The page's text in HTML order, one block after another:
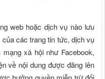
web hoặc dịch vụ nào lưu
các trang tin tức, dịch vụ
xã hội như Facebook,
về nội dung được đăng lên